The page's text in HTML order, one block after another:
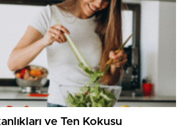
ve Ten Kokusu